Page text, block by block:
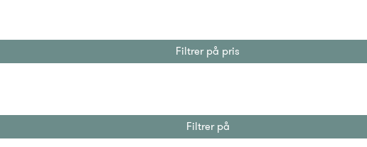
Filtrer på pris
Filtrer på